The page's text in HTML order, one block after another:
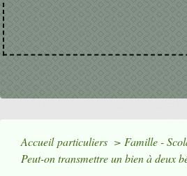
Accueil particuliers > Famille -
Peut-on transmettre un bien à deux